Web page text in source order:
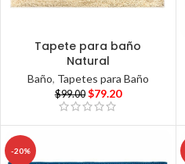
Tapete para baño
Natural
Baño, Tapetes para Baño
$99.00 $79.20
-20%